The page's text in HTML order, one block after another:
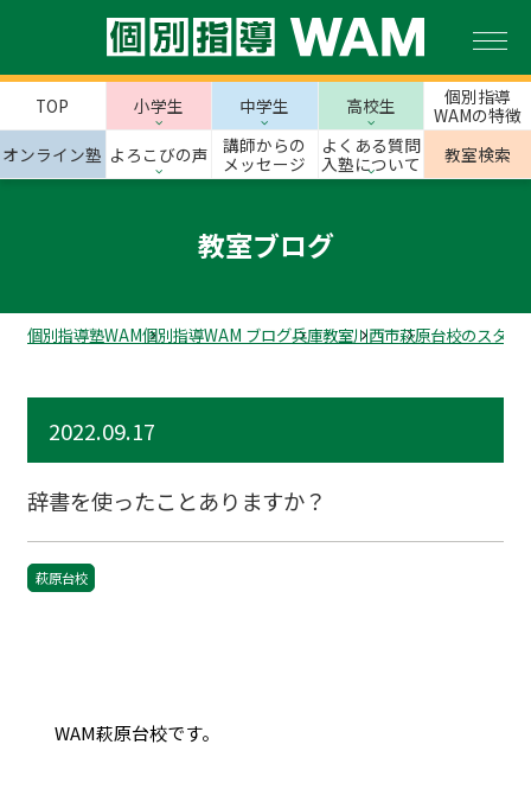
TOP 小学生 中学生 高校生
個別指導
WAMの特徴
オンライン塾 よろこびの声
講師からの
メッセージ
よくある質問
入塾について
教室検索
教室ブログ
個別指導塾WAM個別指導WAM ブログ兵庫教室川西市萩原台校のスタッ
2022.09.17
辞書を使ったことありますか？
萩原台校
WAM萩原台校です。